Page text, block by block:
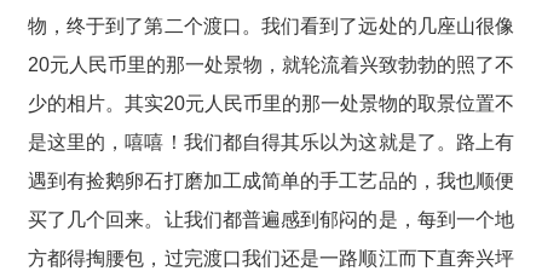
物，终于到了第二个渡口。我们看到了远处的几座山很像
20元人民币里的那一处景物，就轮流着兴致勃勃的照了不
少的相片。其实20元人民币里的那一处景物的取景位置不
是这里的，嘻嘻！我们都自得其乐以为这就是了。路上有
遇到有捡鹅卵石打磨加工成简单的手工艺品的，我也顺便
买了几个回来。让我们都普遍感到郁闷的是，每到一个地
方都得掏腰包，过完渡口我们还是一路顺江而下直奔兴坪